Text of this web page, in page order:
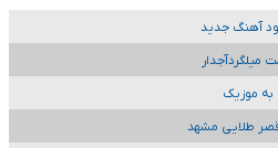
آهنگ جدید
میلگردآجدار
به موزیک
طلایی مشهد